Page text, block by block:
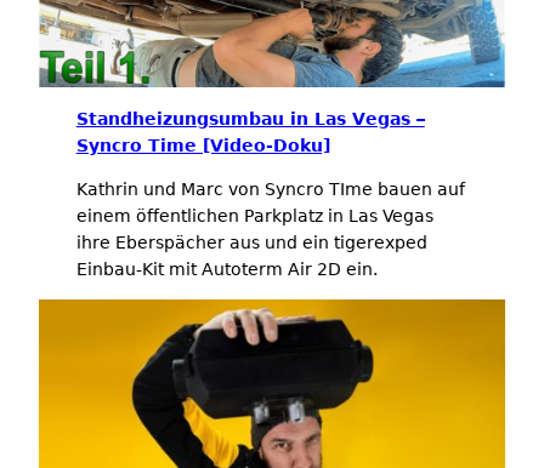
Standheizungsumbau in Las Vegas –
Syncro Time [Video-Doku]
Kathrin und Marc von Syncro TIme bauen auf
einem öffentlichen Parkplatz in Las Vegas
ihre Eberspächer aus und ein tigerexped
Einbau-Kit mit Autoterm Air 2D ein.